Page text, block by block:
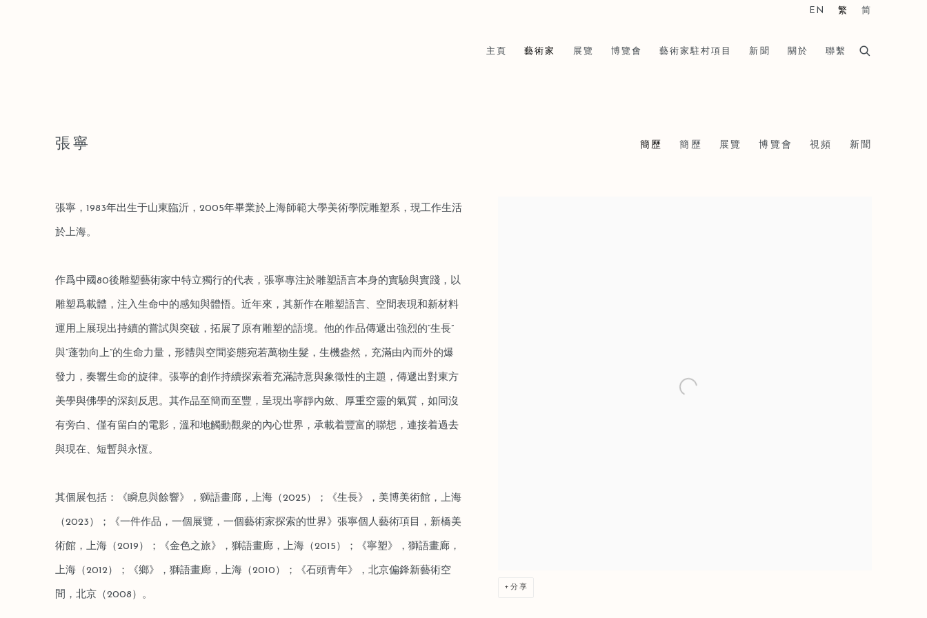
主頁 藝術家 展覽 博覽會 藝術家駐村項目 新聞 關於 聯繫
EN 繁 简
張寧 簡歷 簡歷 展覽 博覽會 視頻 新聞
分享
張寧，1983年出生于山東臨沂，2005年畢業於上海師範大學美術學院雕塑系，現工作生活
於上海。
作爲中國80後雕塑藝術家中特立獨行的代表，張寧專注於雕塑語言本身的實驗與實踐，以
雕塑爲載體，注入生命中的感知與體悟。近年來，其新作在雕塑語言、空間表現和新材料
運用上展現出持續的嘗試與突破，拓展了原有雕塑的語境。他的作品傳遞出強烈的“生長”
與“蓬勃向上”的生命力量，形體與空間姿態宛若萬物生髮，生機盎然，充滿由內而外的爆
發力，奏響生命的旋律。張寧的創作持續探索着充滿詩意與象徵性的主題，傳遞出對東方
美學與佛學的深刻反思。其作品至簡而至豐，呈現出寧靜內斂、厚重空靈的氣質，如同沒
有旁白、僅有留白的電影，溫和地觸動觀衆的內心世界，承載着豐富的聯想，連接着過去
與現在、短暫與永恆。
其個展包括：《瞬息與餘響》，獅語畫廊，上海（2025）；《生長》，美博美術館，上海
（2023）；《一件作品，一個展覽，一個藝術家探索的世界》張寧個人藝術項目，新橋美
術館，上海（2019）；《金色之旅》，獅語畫廊，上海（2015）；《寧塑》，獅語畫廊，
上海（2012）；《鄉》，獅語畫廊，上海（2010）；《石頭青年》，北京偏鋒新藝術空
間，北京（2008）。